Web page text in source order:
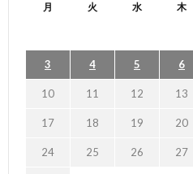
月 火 水 木
3 4 5 6
10 11 12 13
17 18 19 20
24 25 26 27